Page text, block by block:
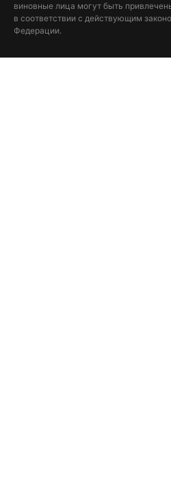
виновные лица могут быть
в соответствии с действующим
Федерации.